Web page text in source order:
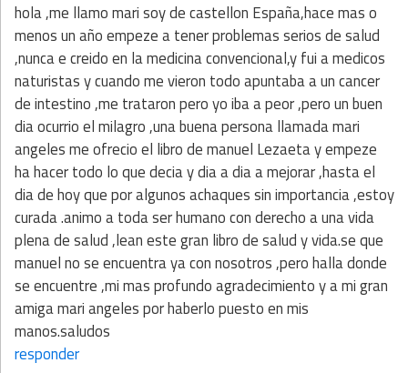
hola ,me llamo mari soy de castellon España,hace mas o
menos un año empeze a tener problemas serios de salud
,nunca e creido en la medicina convencional,y fui a medicos
naturistas y cuando me vieron todo apuntaba a un cancer
de intestino ,me trataron pero yo iba a peor ,pero un buen
dia ocurrio el milagro ,una buena persona llamada mari
angeles me ofrecio el libro de manuel Lezaeta y empeze
ha hacer todo lo que decia y dia a dia a mejorar ,hasta el
dia de hoy que por algunos achaques sin importancia ,estoy
curada .animo a toda ser humano con derecho a una vida
plena de salud ,lean este gran libro de salud y vida.se que
manuel no se encuentra ya con nosotros ,pero halla donde
se encuentre ,mi mas profundo agradecimiento y a mi gran
amiga mari angeles por haberlo puesto en mis
manos.saludos
responder